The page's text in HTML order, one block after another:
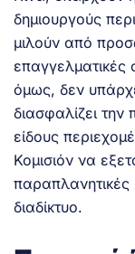
δημιουργούς
μιλούν από
όμως, δεν
διασφαλίζει την
είδους
Κομισιόν να
διαδίκτυο.